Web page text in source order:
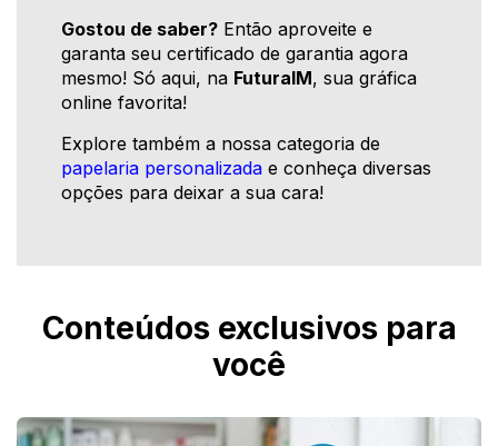
Gostou de saber? Então aproveite e
garanta seu certificado de garantia agora
mesmo! Só aqui, na FuturaIM, sua gráfica
online favorita!
Explore também a nossa categoria de
papelaria personalizada e conheça diversas
opções para deixar a sua cara!
Conteúdos exclusivos para
você